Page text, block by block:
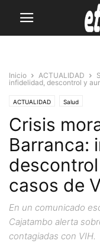
Inicio ACTUALIDAD
infidelidad, descontrol y
ACTUALIDAD Salud
Crisis
Barranca:
casos de
En un comunicado
Cajatambo alerta
contagiadas con VIH.